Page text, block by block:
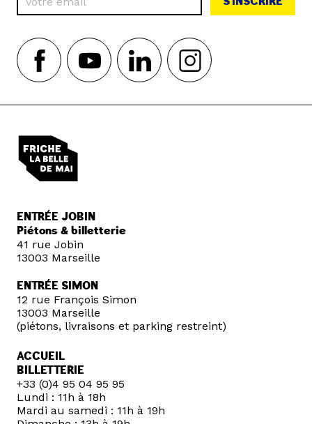
ENTRÉE JOBIN
Piétons & billetterie
41 rue Jobin
13003 Marseille
ENTRÉE SIMON
12 rue François Simon
13003 Marseille
(piétons, livraisons et parking restreint)
ACCUEIL
BILLETTERIE
+33 (0)4 95 04 95 95
Lundi : 11h à 18h
Mardi au samedi : 11h à 19h